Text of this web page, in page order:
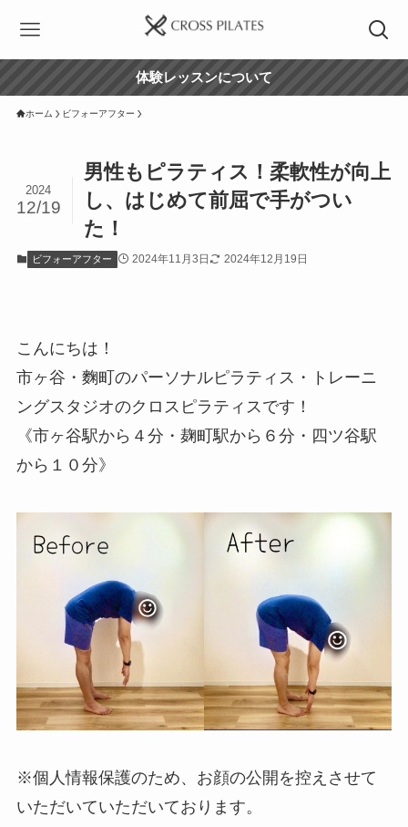
体験レッスンについて
ホーム ビフォーアフター
男性もピラティス！柔軟性が向上
し、はじめて前屈で手がつい
た！
2024
12/19
ビフォーアフター 2024年11月3日 2024年12月19日
こんにちは！
市ヶ谷・麴町のパーソナルピラティス・トレーニ
ングスタジオのクロスピラティスです！
《市ヶ谷駅から４分・麹町駅から６分・四ツ谷駅
から１０分》
※個人情報保護のため、お顔の公開を控えさせて
いただいていただいております。